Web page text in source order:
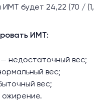
будет 24,22 (70 /
ИМТ:
— недостаточный вес;
вес;
вес;
ожирение.